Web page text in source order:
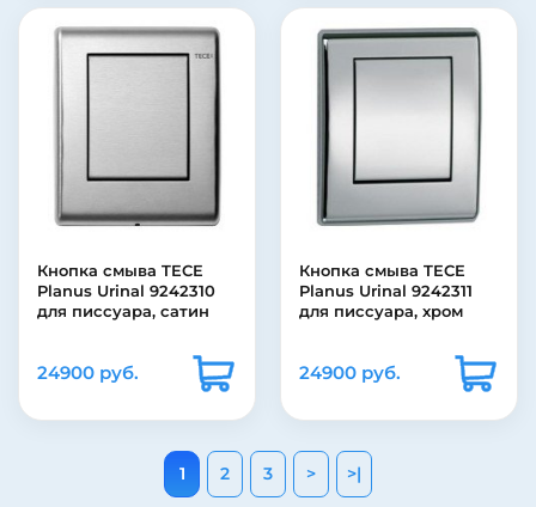
Кнопка смыва TECE
Planus Urinal 9242310
для писсуара, сатин
24900 руб.
Кнопка смыва TECE
Planus Urinal 9242311
для писсуара, хром
24900 руб.
1 2 3 > >|